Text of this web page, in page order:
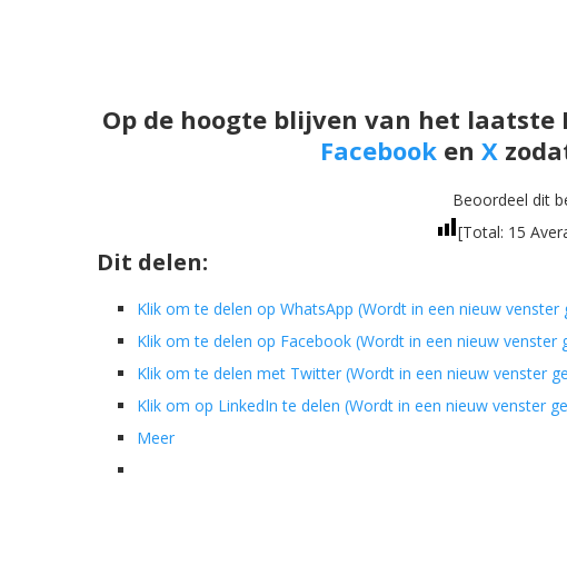
Op de hoogte blijven van het laatste
Facebooken X
Beoordeel dit
[Total: 15
Dit delen:
Klik om te delen op WhatsApp (Wordt in een nieuw venster
Klik om te delen op Facebook (Wordt in een nieuw venster
Klik om te delen met Twitter (Wordt in een nieuw venster
Klik om op LinkedIn te delen (Wordt in een nieuw venster
Meer